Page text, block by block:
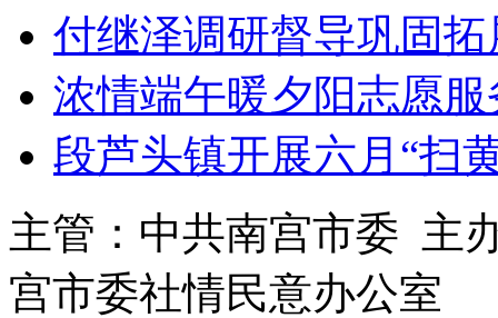
付继泽调研督导巩固
浓情端午暖夕阳志愿
段芦头镇开展六月“扫
主管：中共南宫市委 主
宫市委社情民意办公室